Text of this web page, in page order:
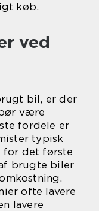
køb.
ved
bil, er der
være
fordele er
typisk
for det første
brugte biler
ofte lavere
lavere